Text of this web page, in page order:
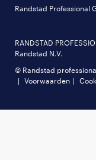
Randstad Professional
RANDSTAD
Randstad N.V.
© Randstad
Voorwaarden